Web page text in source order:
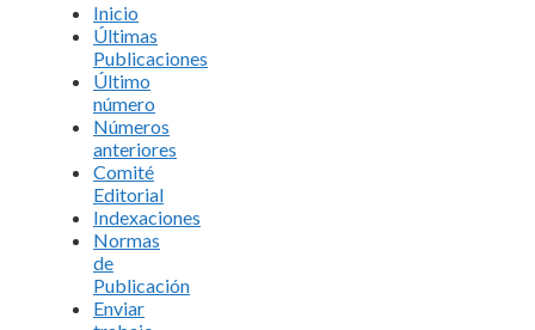
Inicio
Últimas
Publicaciones
Último
número
Números
anteriores
Comité
Editorial
Indexaciones
Normas
de
Publicación
Enviar